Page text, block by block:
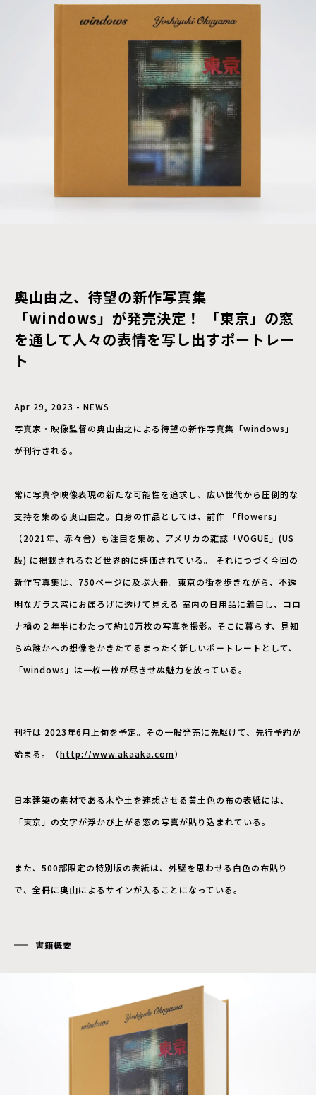
奥山由之、待望の新作写真集
「windows」が発売決定！ 「東京」の窓
を通して人々の表情を写し出すポートレー
ト
Apr 29, 2023 - NEWS
写真家・映像監督の奥山由之による待望の新作写真集「windows」
が刊行される。
常に写真や映像表現の新たな可能性を追求し、広い世代から圧倒的な
支持を集める奥山由之。自身の作品としては、前作 「flowers」
（2021年、赤々舎）も注目を集め、アメリカの雑誌「VOGUE」(US
版) に掲載されるなど世界的に評価されている。 それにつづく今回の
新作写真集は、750ページに及ぶ大冊。東京の街を歩きながら、不透
明なガラス窓におぼろげに透けて見える 室内の日用品に着目し、コロ
ナ禍の２年半にわたって約10万枚の写真を撮影。そこに暮らす、見知
らぬ誰かへの想像をかきたてるまったく新しいポートレートとして、
「windows」は一枚一枚が尽きせぬ魅力を放っている。
刊行は 2023年6月上旬を予定。その一般発売に先駆けて、先行予約が
始まる。（http://www.akaaka.com）
日本建築の素材である木や土を連想させる黄土色の布の表紙には、
「東京」の文字が浮かび上がる窓の写真が貼り込まれている。
また、500部限定の特別版の表紙は、外壁を思わせる白色の布貼り
で、全冊に奥山によるサインが入ることになっている。
書籍概要